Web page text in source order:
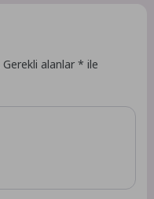
Gerekli alanlar* ile